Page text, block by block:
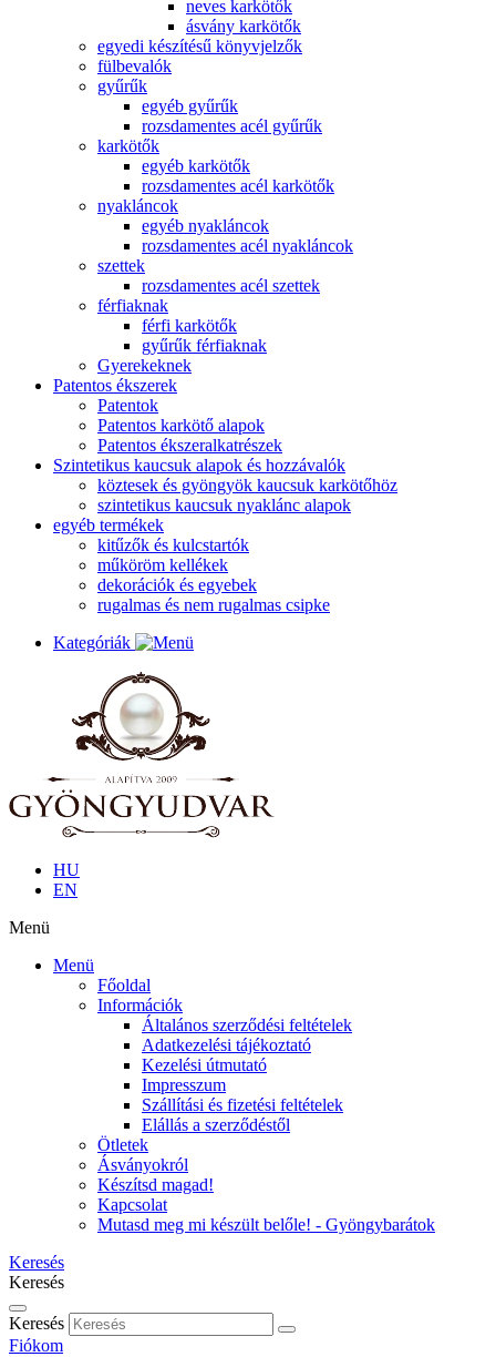
neves karkötők
ásvány karkötők
egyedi készítésű könyvjelzők
fülbevalók
gyűrűk
egyéb gyűrűk
rozsdamentes acél gyűrűk
karkötők
egyéb karkötők
rozsdamentes acél karkötők
nyakláncok
egyéb nyakláncok
rozsdamentes acél nyakláncok
szettek
rozsdamentes acél szettek
férfiaknak
férfi karkötők
gyűrűk férfiaknak
Gyerekeknek
Patentos ékszerek
Patentok
Patentos karkötő alapok
Patentos ékszeralkatrészek
Szintetikus kaucsuk alapok és hozzávalók
köztesek és gyöngyök kaucsuk karkötőhöz
szintetikus kaucsuk nyaklánc alapok
egyéb termékek
kitűzők és kulcstartók
műköröm kellékek
dekorációk és egyebek
rugalmas és nem rugalmas csipke
Kategóriák
HU
EN
Menü
Menü
Főoldal
Információk
Általános szerződési feltételek
Adatkezelési tájékoztató
Kezelési útmutató
Impresszum
Szállítási és fizetési feltételek
Elállás a szerződéstől
Ötletek
Ásványokról
Készítsd magad!
Kapcsolat
Mutasd meg mi készült belőle! - Gyöngybarátok
Keresés
Keresés
Keresés
Fiókom